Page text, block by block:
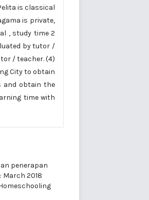
is classical
is private,
, study time 2
by tutor /
/ teacher. (4)
City to obtain
and obtain the
time with
penerapan
March 2018